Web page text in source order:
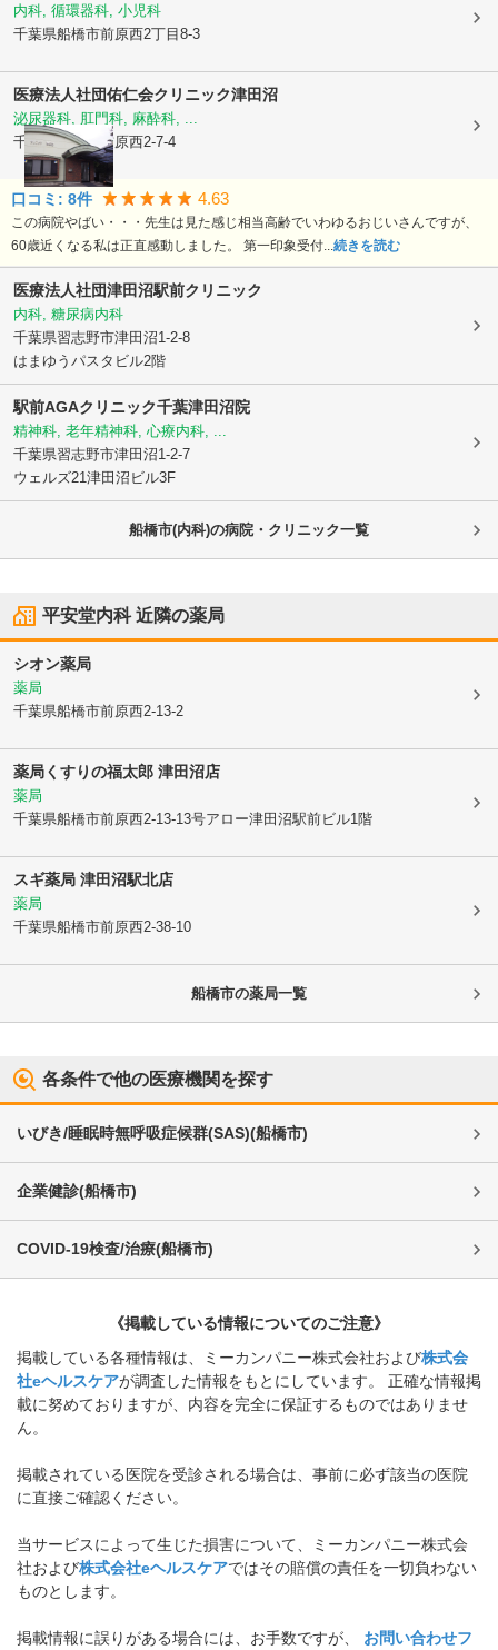
内科, 循環器科, 小児科
千葉県船橋市前原西2丁目8-3
医療法人社団佑仁会クリニック津田沼
泌尿器科, 肛門科, 麻酔科, ...
千葉県船橋市
前原西2-7-4
口コミ: 8件 4.63
この病院やばい・・・先生は見た感じ相当高齢でいわゆるおじいさんですが、
60歳近くなる私は正直感動しました。 第一印象受付... 続きを読む
医療法人社団津田沼駅前クリニック
内科, 糖尿病内科
千葉県習志野市津田沼1-2-8
はまゆうパスタビル2階
駅前AGAクリニック千葉津田沼院
精神科, 老年精神科, 心療内科, ...
千葉県習志野市津田沼1-2-7
ウェルズ21津田沼ビル3F
船橋市(内科)の病院・クリニック一覧
平安堂内科近隣の薬局
シオン薬局
薬局
千葉県船橋市前原西2-13-2
薬局くすりの福太郎 津田沼店
薬局
千葉県船橋市前原西2-13-13号アロー津田沼駅前ビル1階
スギ薬局 津田沼駅北店
薬局
千葉県船橋市前原西2-38-10
船橋市の薬局一覧
各条件で他の医療機関を探す
いびき/睡眠時無呼吸症候群(SAS)(船橋市)
企業健診(船橋市)
COVID-19検査/治療(船橋市)
《掲載している情報についてのご注意》
掲載している各種情報は、ミーカンパニー株式会社および株式会
社eヘルスケアが調査した情報をもとにしています。 正確な情報掲
載に努めておりますが、内容を完全に保証するものではありませ
ん。
掲載されている医院を受診される場合は、事前に必ず該当の医院
に直接ご確認ください。
当サービスによって生じた損害について、ミーカンパニー株式会
社および株式会社eヘルスケアではその賠償の責任を一切負わない
ものとします。
掲載情報に誤りがある場合には、お手数ですが、
お問い合わせフ